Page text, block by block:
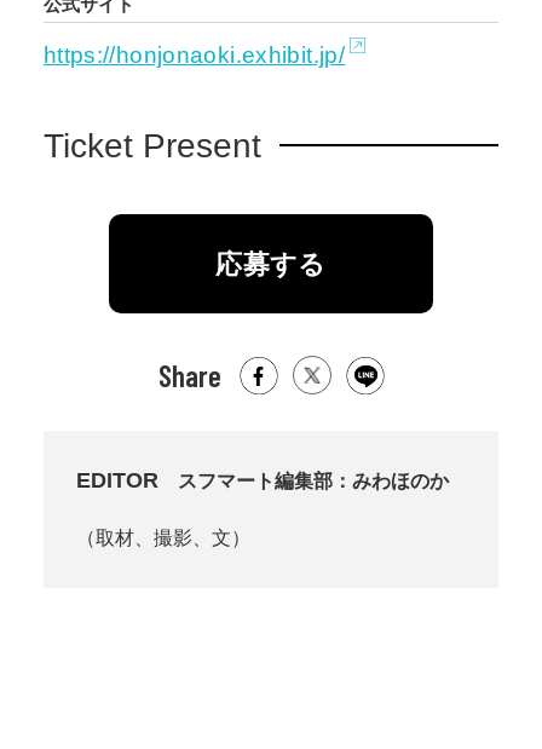
https://honjonaoki.exhibit.jp/
Ticket Present
応募する
Share
EDITOR スフマート編集部：みわほのか
（取材、撮影、文）